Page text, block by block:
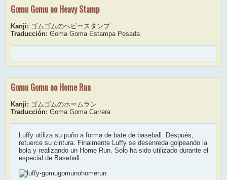
Gomu Gomu no Heavy Stamp
Kanji: ゴムゴムのヘビースタンプ
Traducción: Goma Goma Estampa Pesada
Gomu Gomu no Home Run
Kanji: ゴムゴムのホームラン
Traducción: Goma Goma Carrera
Luffy utiliza su puño a forma de bate de baseball. Después,
retuerce su cintura. Finalmente Luffy se desenreda golpeando la
bola y realizando un Home Run. Solo ha sido utilizado durante el
especial de Baseball.